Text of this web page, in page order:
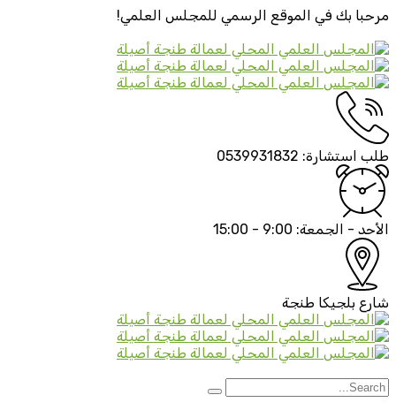
مرحبا بك في الموقع الرسمي للمجلس العلمي!
طلب استشارة: 0539931832
الأحد - الجمعة: 9:00 - 15:00
شارع بلجيكا طنجة